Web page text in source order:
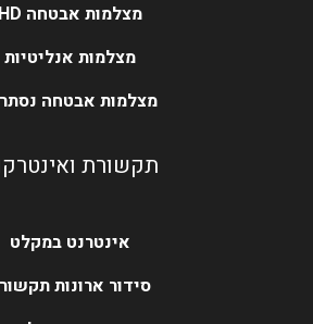
מצלמות אבטחה HD
מצלמות אנליטיות
מצלמות אבטחה
תקשורת
אינטרנט במקלט
סידור ארונות